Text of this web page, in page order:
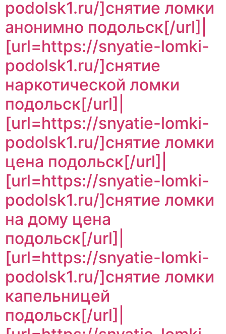
podolsk1.ru/]снятие ломки
анонимно подольск[/url]|
[url=https://snyatie-lomki-
podolsk1.ru/]снятие
наркотической ломки
подольск[/url]|
[url=https://snyatie-lomki-
podolsk1.ru/]снятие ломки
цена подольск[/url]|
[url=https://snyatie-lomki-
podolsk1.ru/]снятие ломки
на дому цена
подольск[/url]|
[url=https://snyatie-lomki-
podolsk1.ru/]снятие ломки
капельницей
подольск[/url]|